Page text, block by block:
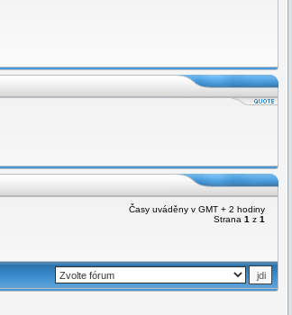
Časy uváděny v GMT + 2 hodiny
Strana 1 z 1